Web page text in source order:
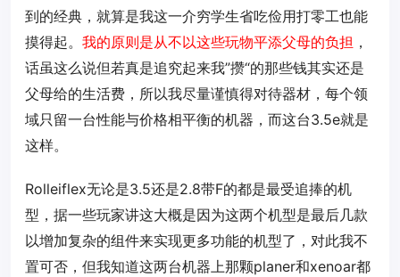
到的经典，就算是我这一介穷学生省吃俭用打零工也能
摸得起。 我的原则是从不以这些玩物平添父母的负担 ，
话虽这么说但若真是追究起来我”攒“的那些钱其实还是
父母给的生活费，所以我尽量谨慎得对待器材，每个领
域只留一台性能与价格相平衡的机器，而这台3.5e就是
这样。
Rolleiflex无论是3.5还是2.8带F的都是最受追捧的机
型，据一些玩家讲这大概是因为这两个机型是最后几款
以增加复杂的组件来实现更多功能的机型了，对此我不
置可否，但我知道这两台机器上那颗planer和xenoar都